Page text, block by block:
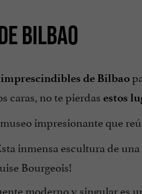
BILBAO
de Bilbao
caras, no te pierdas estos
impresionante que
inmensa escultura de
Bourgeois!
moderno y singular es